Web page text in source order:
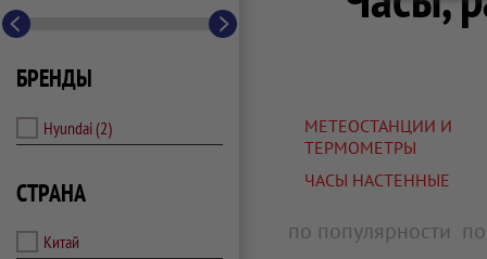
БРЕНДЫ
Hyundai(2)
СТРАНА
Китай
МЕТЕОСТАНЦИИ И
ТЕРМОМЕТРЫ
ЧАСЫ НАСТЕННЫЕ
по популярности